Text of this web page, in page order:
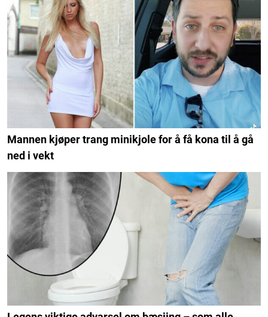
Mannen kjøper trang minikjole for å få kona til å gå
ned i vekt